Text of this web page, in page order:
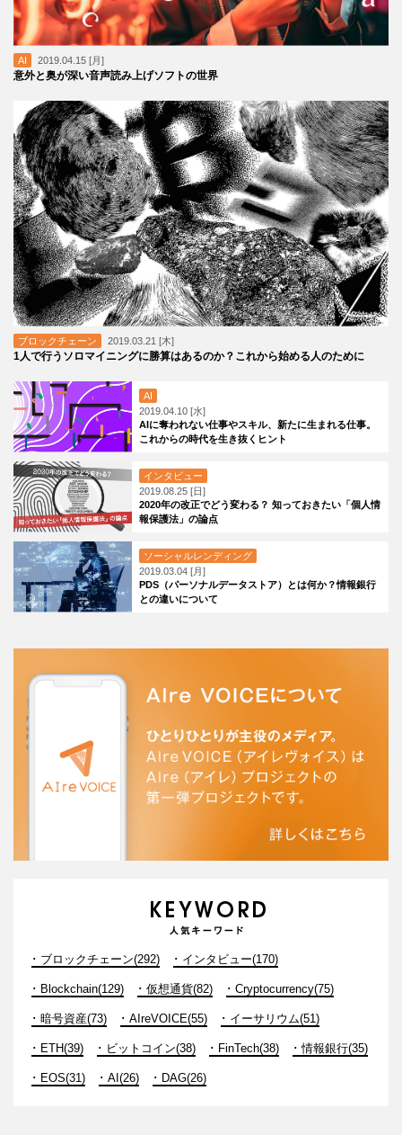
AI 2019.04.15 [月]
意外と奥が深い音声読み上げソフトの世界
ブロックチェーン 2019.03.21 [木]
1人で行うソロマイニングに勝算はあるのか？これから始める人のために
AI
2019.04.10 [水]
AIに奪われない仕事やスキル、新たに生まれる仕事。
これからの時代を生き抜くヒント
インタビュー
2019.08.25 [日]
2020年の改正でどう変わる？ 知っておきたい「個人情
報保護法」の論点
ソーシャルレンディング
2019.03.04 [月]
PDS（パーソナルデータストア）とは何か？情報銀行
との違いについて
ブロックチェーン(292) インタビュー(170)
Blockchain(129) 仮想通貨(82) Cryptocurrency(75)
暗号資産(73) AIreVOICE(55) イーサリウム(51)
ETH(39) ビットコイン(38) FinTech(38) 情報銀行(35)
EOS(31) AI(26) DAG(26)